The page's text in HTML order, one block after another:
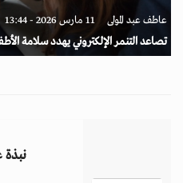
عاطف عبد المولى 11 مارس 2026 - 13:44
تصاعد التنمر الإلكتروني يهدد سلامة